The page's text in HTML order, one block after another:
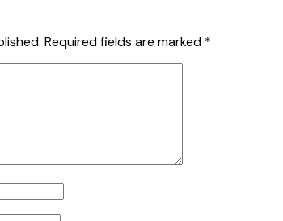
Required fields are marked *